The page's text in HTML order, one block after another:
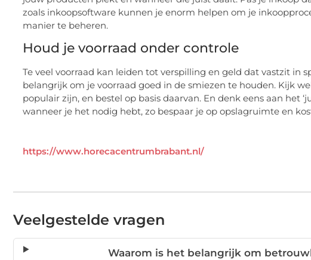
zoals inkoopsoftware kunnen je enorm helpen om je
manier te beheren.
Houd je voorraad onder controle
Te veel voorraad kan leiden tot verspilling en geld dat vastzit in
belangrijk om je voorraad goed in de smiezen te houden. Kijk
populair zijn, en bestel op basis daarvan. En denk eens aan het
wanneer je het nodig hebt, zo bespaar je op opslagruimte en
https://www.horecacentrumbrabant.nl/
Veelgestelde vragen
Waarom is het belangrijk om